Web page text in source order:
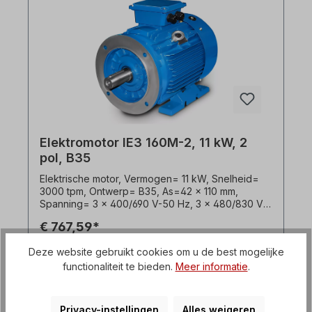
Het motorlager is ontworpen voor
Koppelingsbediening. Voor riemaandrijvingen
raden we versterkte Cilindrisch rollager De
Elektrische motor is geschikt voor gebruik met
Frequentieomvormers en voor beide
draairichtingen. Volgens VDE 0105 en IEC 364
mogen alle werkzaamheden aan de elektrische
aandrijving alleen worden uitgevoerd door een
gekwalificeerde uit te voeren door
gekwalificeerd personeel. Stuur ons een
Alle productfoto's zijn vrijblijvende voorbeelden!
Elektromotor IE3 160M-2, 11 kW, 2
pol, B35
Elektrische motor, Vermogen= 11 kW, Snelheid=
3000 tpm, Ontwerp= B35, As=42 x 110 mm,
Spanning= 3 x 400/690 V-50 Hz, 3 x 480/830 V-
50/60 Hertz. Efficiëntieklasse= IE3, Rendement=
Beschermingsklasse= IP55, Temperatuursensor=
3 x PTC-thermistors, Gewicht= 109,0 kg,
(155°C), Kogellagers= SKF of gelijkWaardig,
€ 767,59*
Details
Deze website gebruikt cookies om u de best mogelijke
functionaliteit te bieden. Meer informatie.
Privacy-instellingen Alles weigeren